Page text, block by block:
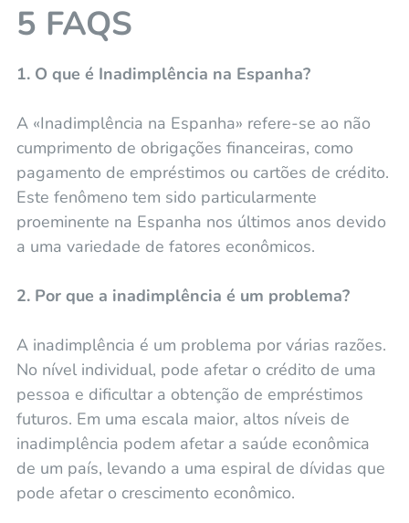
5 FAQS
1. O que é Inadimplência na Espanha?
A «Inadimplência na Espanha» refere-se ao não
cumprimento de obrigações financeiras, como
pagamento de empréstimos ou cartões de crédito.
Este fenômeno tem sido particularmente
proeminente na Espanha nos últimos anos devido
a uma variedade de fatores econômicos.
2. Por que a inadimplência é um problema?
A inadimplência é um problema por várias razões.
No nível individual, pode afetar o crédito de uma
pessoa e dificultar a obtenção de empréstimos
futuros. Em uma escala maior, altos níveis de
inadimplência podem afetar a saúde econômica
de um país, levando a uma espiral de dívidas que
pode afetar o crescimento econômico.